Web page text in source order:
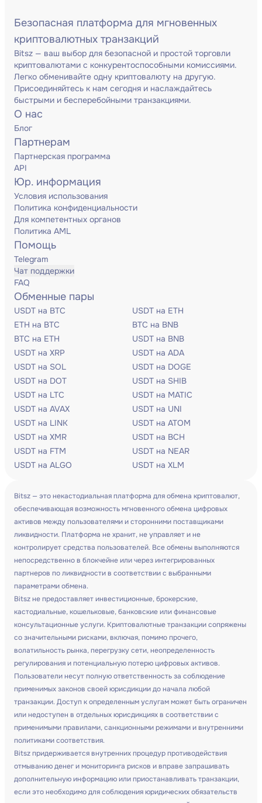
Безопасная платформа для мгновенных
криптовалютных транзакций
Bitsz — ваш выбор для безопасной и простой торговли
криптовалютами с конкурентоспособными комиссиями.
Легко обменивайте одну криптовалюту на другую.
Присоединяйтесь к нам сегодня и наслаждайтесь
быстрыми и бесперебойными транзакциями.
О нас
Блог
Партнерам
Партнерская программа
API
Юр. информация
Условия использования
Политика конфиденциальности
Для компетентных органов
Политика AML
Помощь
Telegram
Чат поддержки
FAQ
Обменные пары
USDT на BTC
USDT на ETH
ETH на BTC
BTC на BNB
BTC на ETH
USDT на BNB
USDT на XRP
USDT на ADA
USDT на SOL
USDT на DOGE
USDT на DOT
USDT на SHIB
USDT на LTC
USDT на MATIC
USDT на AVAX
USDT на UNI
USDT на LINK
USDT на ATOM
USDT на XMR
USDT на BCH
USDT на FTM
USDT на NEAR
USDT на ALGO
USDT на XLM
Bitsz — это некастодиальная платформа для обмена криптовалют,
обеспечивающая возможность мгновенного обмена цифровых
активов между пользователями и сторонними поставщиками
ликвидности. Платформа не хранит, не управляет и не
контролирует средства пользователей. Все обмены выполняются
непосредственно в блокчейне или через интегрированных
партнеров по ликвидности в соответствии с выбранными
параметрами обмена.
Bitsz не предоставляет инвестиционные, брокерские,
кастодиальные, кошельковые, банковские или финансовые
консультационные услуги. Криптовалютные транзакции сопряжены
со значительными рисками, включая, помимо прочего,
волатильность рынка, перегрузку сети, неопределенность
регулирования и потенциальную потерю цифровых активов.
Пользователи несут полную ответственность за соблюдение
применимых законов своей юрисдикции до начала любой
транзакции. Доступ к определенным услугам может быть ограничен
или недоступен в отдельных юрисдикциях в соответствии с
применимыми правилами, санкционными режимами и внутренними
политиками соответствия.
Bitsz придерживается внутренних процедур противодействия
отмыванию денег и мониторинга рисков и вправе запрашивать
дополнительную информацию или приостанавливать транзакции,
если это необходимо для соблюдения юридических обязательств